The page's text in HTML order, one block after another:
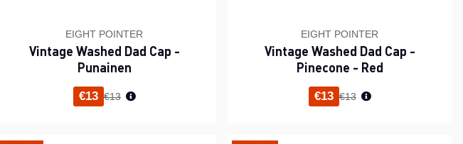
EIGHT POINTER
Vintage Washed Dad Cap -
Punainen
€13 Normaali hinta
€13
EIGHT POINTER
Vintage Washed Dad Cap -
Pinecone - Red
€13 Normaali hinta
€13